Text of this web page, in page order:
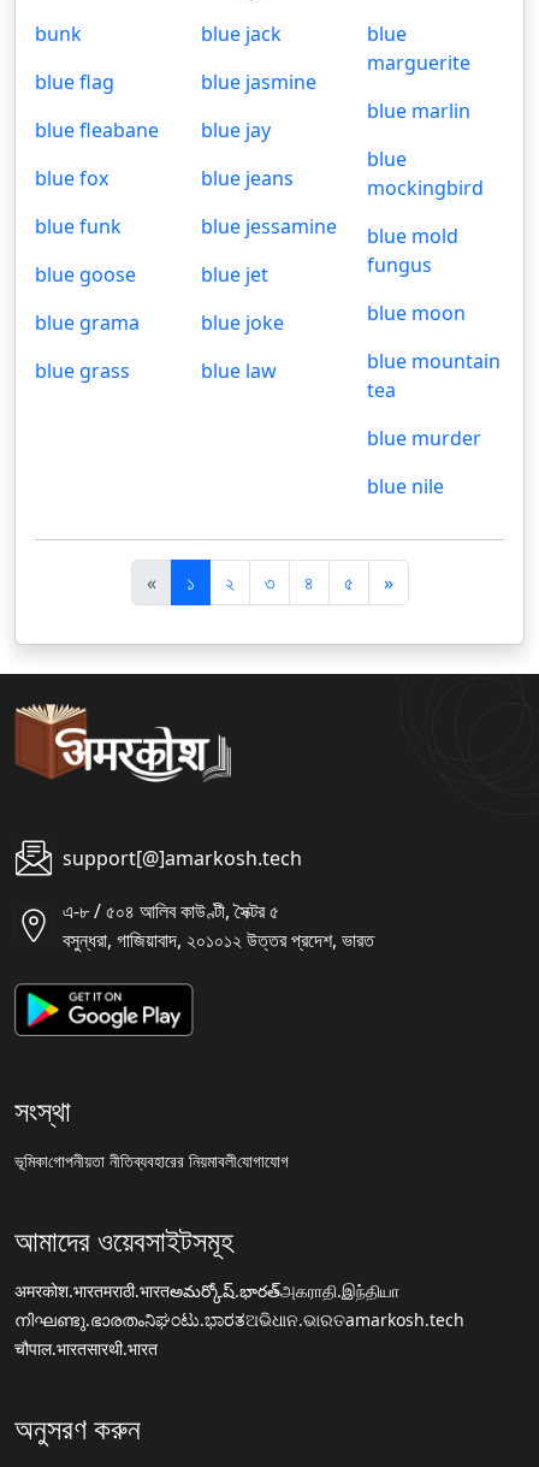
bunk
blue flag
blue fleabane
blue fox
blue funk
blue goose
blue grama
blue grass
blue jack
blue jasmine
blue jay
blue jeans
blue jessamine
blue jet
blue joke
blue law
blue
marguerite
blue marlin
blue
mockingbird
blue mold
fungus
blue moon
blue mountain
tea
blue murder
blue nile
«पि
छ
ला
১ ২ ৩ ৪ ৫ »अ
ग
ला
support[@]amarkosh.tech
এ-৮ / ৫০৪ আলিব কাউণ্টী, সৈক্টর ৫
বসুন্ধরা, গাজিয়াবাদ, ২০১০১২ উত্তর প্রদেশ, ভারত
সংস্থা
ভূমিকাগোপনীয়তা নীতিব্যবহারের নিয়মাবলীযোগাযোগ
আমাদের ওয়েবসাইটসমূহ
अमरकोश.भारतमराठी.भारतఅమర్కోష్.భారత్அகராதி.இந்தியா
നിഘണ്ടു.ഭാരതംನಿಘಂಟು.ಭಾರತଅଭିଧାନ.ଭାରତamarkosh.tech
चौपाल.भारतसारथी.भारत
অনুসরণ করুন